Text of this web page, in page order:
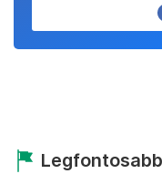
Legfontosabb